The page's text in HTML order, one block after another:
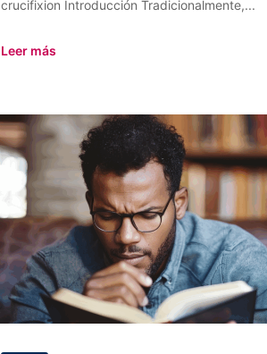
crucifixion Introducción Tradicionalmente,...
Leer más